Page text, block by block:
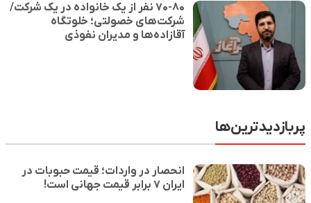
۷۰-۸۰ نفر از یک خانواده در یک شرکت/
شرکت‌های خصولتی؛ خلوتگاه
آقازاده‌ها و مدیران نفوذی
پربازدیدترین‌ها
انحصار در واردات؛ قیمت حبوبات در
ایران ۷ برابر قیمت جهانی است!